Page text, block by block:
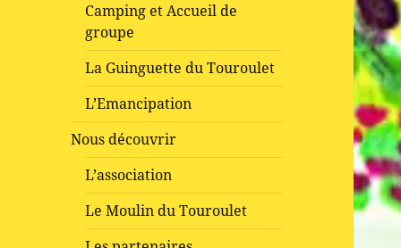
Camping et Accueil de
groupe
La Guinguette du Touroulet
L’Emancipation
Nous découvrir
L’association
Le Moulin du Touroulet